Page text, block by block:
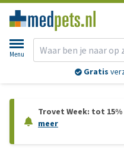
Menu
Gratis
Trovet Week: tot
meer